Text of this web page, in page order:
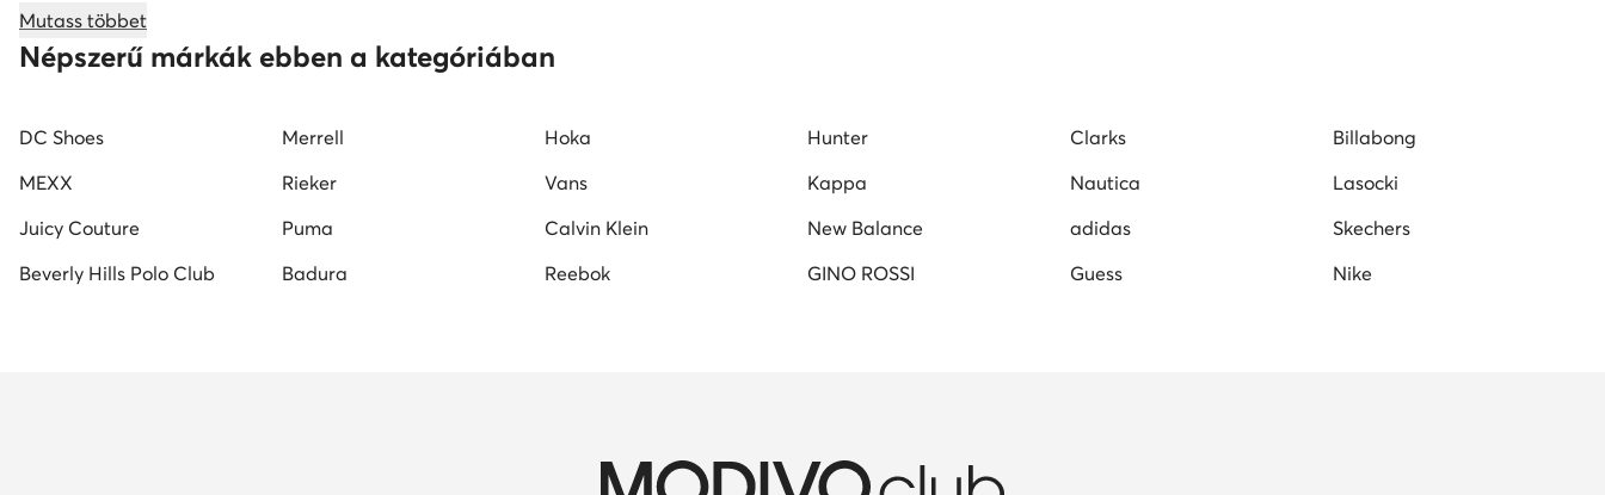
női magasszárú tornacipők Nine West női cipők
Mutass többet
Népszerű márkák ebben a kategóriában
DC Shoes Merrell Hoka Hunter Clarks
Billabong
MEXX
Rieker Vans Kappa Nautica
Lasocki
Juicy Couture
Puma Calvin Klein New Balance adidas
Skechers
Beverly Hills Polo Club
Badura Reebok GINO ROSSI Guess Nike